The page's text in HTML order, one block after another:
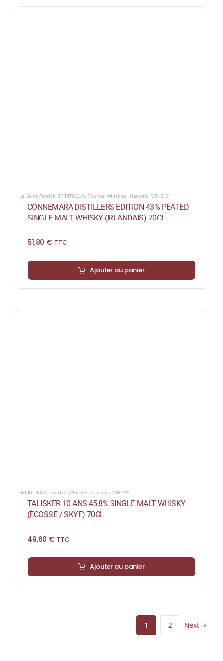
La Saint-Patrick,SPIRITUEUX, Tourbé,Whiskies Irlandais,WHISKY
CONNEMARA DISTILLERS EDITION 43% PEATED
SINGLE MALT WHISKY (IRLANDAIS) 70CL
51,80 € TTC
Ajouter au panier
SPIRITUEUX ,Tourbé Whiskies Écossais ,WHISKY
TALISKER 10 ANS 45,8% SINGLE MALT WHISKY
(ÉCOSSE / SKYE) 70CL
49,60 € TTC
Ajouter au panier
1 2 Next